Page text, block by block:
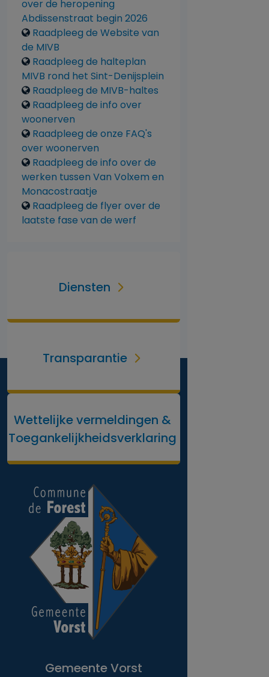
over de heropening
Abdissenstraat begin 2026
Raadpleeg de Website van
de MIVB
Raadpleeg de halteplan
MIVB rond het Sint-Denijsplein
Raadpleeg de MIVB-haltes
Raadpleeg de info over
woonerven
Raadpleeg de onze FAQ's
over woonerven
Raadpleeg de info over de
werken tussen Van Volxem en
Monacostraatje
Raadpleeg de flyer over de
laatste fase van de werf
Diensten
Transparantie
Wettelijke vermeldingen &
Toegankelijkheidsverklaring
Gemeente Vorst